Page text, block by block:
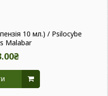
10 мл.) / Psilocybe
Malabar